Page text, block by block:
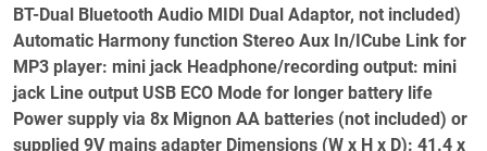
BT-Dual Bluetooth Audio MIDI Dual Adaptor, not included)
Automatic Harmony function Stereo Aux In/ICube Link for
MP3 player: mini jack Headphone/recording output: mini
jack Line output USB ECO Mode for longer battery life
Power supply via 8x Mignon AA batteries (not included) or
supplied 9V mains adapter Dimensions (W x H x D): 41.4 x